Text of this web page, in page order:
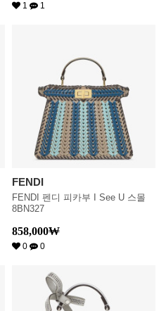
1 1
FENDI
FENDI 펜디 피카부 I See U 스몰
8BN327
858,000₩
0 0